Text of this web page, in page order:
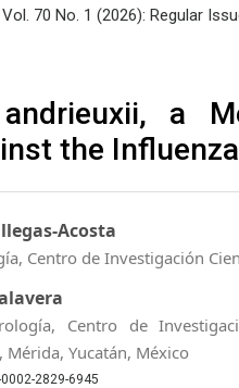
Vol. 70 No. 1 (2026): Regular
andrieuxii, a
the
Acosta
Centro de Investigación
Centro de
Yucatán, México
2829-6945